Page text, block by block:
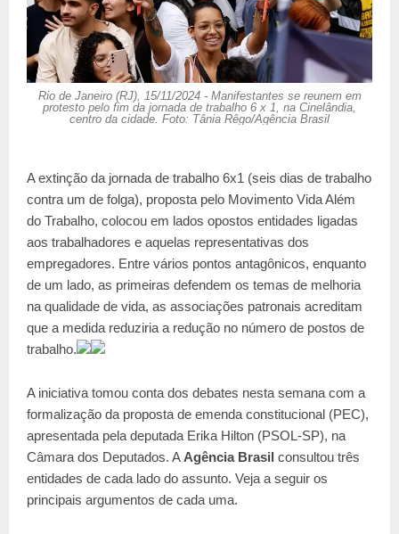
Rio de Janeiro (RJ), 15/11/2024 - Manifestantes se reunem em
protesto pelo fim da jornada de trabalho 6 x 1, na Cinelândia,
centro da cidade. Foto: Tânia Rêgo/Agência Brasil
A extinção da jornada de trabalho 6x1 (seis dias de trabalho
contra um de folga), proposta pelo Movimento Vida Além
do Trabalho, colocou em lados opostos entidades ligadas
aos trabalhadores e aquelas representativas dos
empregadores. Entre vários pontos antagônicos, enquanto
de um lado, as primeiras defendem os temas de melhoria
na qualidade de vida, as associações patronais acreditam
que a medida reduziria a redução no número de postos de
trabalho.
A iniciativa tomou conta dos debates nesta semana com a
formalização da proposta de emenda constitucional (PEC),
apresentada pela deputada Erika Hilton (PSOL-SP), na
Câmara dos Deputados. A Agência Brasil consultou três
entidades de cada lado do assunto. Veja a seguir os
principais argumentos de cada uma.